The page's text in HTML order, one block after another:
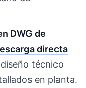
DWG de
directa
técnico
en planta.